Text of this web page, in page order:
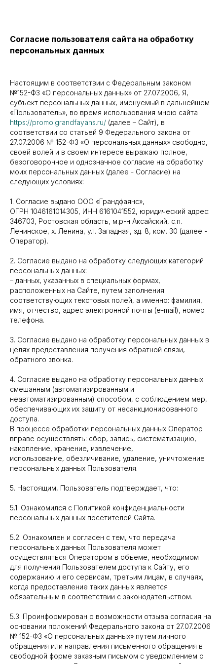
Согласие пользователя сайта на обработку
персональных данных
Настоящим в соответствии с Федеральным законом
№152-ФЗ «О персональных данных» от 27.07.2006, Я,
субъект персональных данных, именуемый в дальнейшем
«Пользователь», во время использования мною сайта
https://promo.grandfayans.ru/ (далее – Сайт), в
соответствии со статьей 9 Федерального закона от
27.07.2006 № 152-ФЗ «О персональных данных» свободно,
своей волей и в своем интересе выражаю полное,
безоговорочное и однозначное согласие на обработку
моих персональных данных (далее - Согласие) на
следующих условиях:
1. Согласие выдано ООО «Грандфаянс»,
ОГРН 1046161014305, ИНН 6161041552, юридический адрес:
346703, Ростовская область, м.р-н Аксайский, с.п.
Ленинское, х. Ленина, ул. Западная, зд. 8, ком. 30 (далее -
Оператор).
2. Согласие выдано на обработку следующих категорий
персональных данных:
– данных, указанных в специальных формах,
расположенных на Сайте, путем заполнения
соответствующих текстовых полей, а именно: фамилия,
имя, отчество, адрес электронной почты (e-mail), номер
телефона.
3. Согласие выдано на обработку персональных данных в
целях предоставления получения обратной связи,
обратного звонка.
4. Согласие выдано на обработку персональных данных
смешанным (автоматизированным и
неавтоматизированным) способом, с соблюдением мер,
обеспечивающих их защиту от несанкционированного
доступа.
В процессе обработки персональных данных Оператор
вправе осуществлять: сбор, запись, систематизацию,
накопление, хранение, извлечение,
использование, обезличивание, удаление, уничтожение
персональных данных Пользователя.
5. Настоящим, Пользователь подтверждает, что:
5.1. Ознакомился с Политикой конфиденциальности
персональных данных посетителей Сайта.
5.2. Ознакомлен и согласен с тем, что передача
персональных данных Пользователя может
осуществляться Оператором в объеме, необходимом
для получения Пользователем доступа к Сайту, его
содержанию и его сервисам, третьим лицам, в случаях,
когда предоставление таких данных является
обязательным в соответствии с законодательством.
5.3. Проинформирован о возможности отзыва согласия на
основании положений Федерального закона от 27.07.2006
№ 152-ФЗ «О персональных данных» путем личного
обращения или направления письменного обращения в
свободной форме заказным письмом с уведомлением о